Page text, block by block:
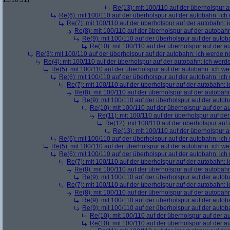
Re(13): mit 100/110 auf der überholspur
Re(6): mit 100/110 auf der überholspur auf der autobahn:
Re(7): mit 100/110 auf der überholspur auf der autobahn:
Re(8): mit 100/110 auf der überholspur auf der
Re(9): mit 100/110 auf der überholspur auf der
Re(10): mit 100/110 auf der überholspur auf der
Re(3): mit 100/110 auf der überholspur auf der autobahn: ich werde
Re(4): mit 100/110 auf der überholspur auf der autobahn: ich
Re(5): mit 100/110 auf der überholspur auf der autobahn: ich
Re(6): mit 100/110 auf der überholspur auf der autobahn:
Re(7): mit 100/110 auf der überholspur auf der autobahn:
Re(8): mit 100/110 auf der überholspur auf der
Re(9): mit 100/110 auf der überholspur auf der
Re(10): mit 100/110 auf der überholspur auf der
Re(11): mit 100/110 auf der überholspur auf
Re(12): mit 100/110 auf der überholspur
Re(13): mit 100/110 auf der überholspur
Re(6): mit 100/110 auf der überholspur auf der autobahn:
Re(5): mit 100/110 auf der überholspur auf der autobahn: ich
Re(6): mit 100/110 auf der überholspur auf der autobahn:
Re(7): mit 100/110 auf der überholspur auf der autobahn:
Re(8): mit 100/110 auf der überholspur auf der
Re(9): mit 100/110 auf der überholspur auf der
Re(7): mit 100/110 auf der überholspur auf der autobahn:
Re(8): mit 100/110 auf der überholspur auf der
Re(9): mit 100/110 auf der überholspur auf der
Re(9): mit 100/110 auf der überholspur auf der
Re(10): mit 100/110 auf der überholspur auf der
Re(10): mit 100/110 auf der überholspur auf der